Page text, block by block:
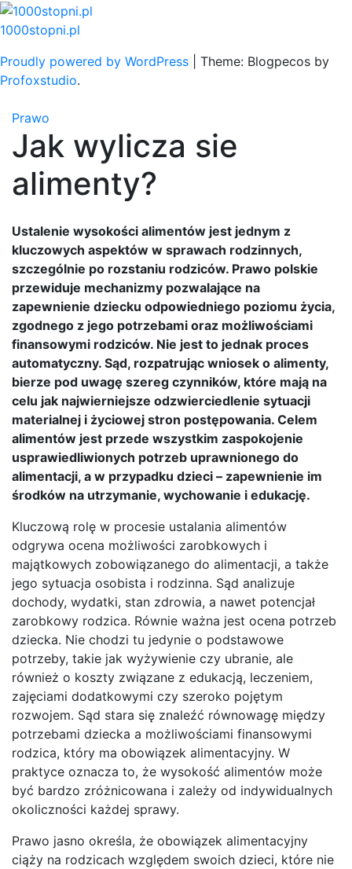
Skip
to
1000stopni.pl
Proudly powered by WordPress
Theme: Blogpecos by
Profoxstudio.
Prawo
Jak wylicza sie
alimenty?
Ustalenie wysokości alimentów jest jednym z
kluczowych aspektów w sprawach rodzinnych,
szczególnie po rozstaniu rodziców. Prawo polskie
przewiduje mechanizmy pozwalające na
zapewnienie dziecku odpowiedniego poziomu życia,
zgodnego z jego potrzebami oraz możliwościami
finansowymi rodziców. Nie jest to jednak proces
automatyczny. Sąd, rozpatrując wniosek o alimenty,
bierze pod uwagę szereg czynników, które mają na
celu jak najwierniejsze odzwierciedlenie sytuacji
materialnej i życiowej stron postępowania. Celem
alimentów jest przede wszystkim zaspokojenie
usprawiedliwionych potrzeb uprawnionego do
alimentacji, a w przypadku dzieci – zapewnienie im
środków na utrzymanie, wychowanie i edukację.
Kluczową rolę w procesie ustalania alimentów
odgrywa ocena możliwości zarobkowych i
majątkowych zobowiązanego do alimentacji, a także
jego sytuacja osobista i rodzinna. Sąd analizuje
dochody, wydatki, stan zdrowia, a nawet potencjał
zarobkowy rodzica. Równie ważna jest ocena potrzeb
dziecka. Nie chodzi tu jedynie o podstawowe
potrzeby, takie jak wyżywienie czy ubranie, ale
również o koszty związane z edukacją, leczeniem,
zajęciami dodatkowymi czy szeroko pojętym
rozwojem. Sąd stara się znaleźć równowagę między
potrzebami dziecka a możliwościami finansowymi
rodzica, który ma obowiązek alimentacyjny. W
praktyce oznacza to, że wysokość alimentów może
być bardzo zróżnicowana i zależy od indywidualnych
okoliczności każdej sprawy.
Prawo jasno określa, że obowiązek alimentacyjny
ciąży na rodzicach względem swoich dzieci, które nie